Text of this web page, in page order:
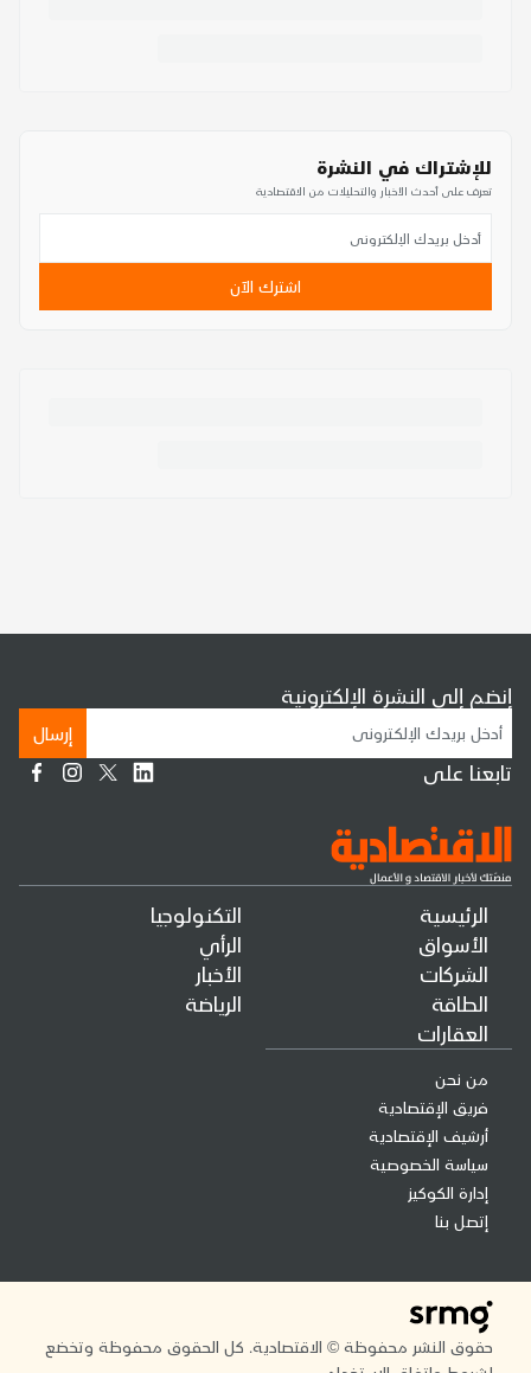
للإشتراك في النشرة
تعرف على أحدث الأخبار والتحليلات من الاقتصادية
اشترك الآن
الرئيسية
الأسواق
الشركات
الطاقة
العقارات
التكنولوجيا
الرأي
الأخبار
الرياضة
من نحن
فريق الإقتصادية
أرشيف الإقتصادية
سياسة الخصوصية
إدارة الكوكيز
إتصل بنا
إنضم إلى النشرة الإلكترونية
إرسال
تابعنا على
حقوق النشر محفوظة © الاقتصادية. كل الحقوق محفوظة وتخضع